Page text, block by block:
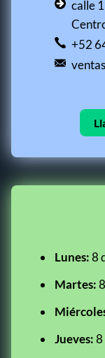
calle
+52
Lunes:8
Martes:
Jueves:8